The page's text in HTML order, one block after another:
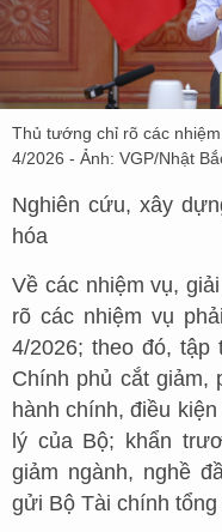
Thủ tướng chỉ rõ các
4/2026 - Ảnh: VGP/Nhật
Nghiên cứu, xây
hóa
Về các nhiệm vụ,
rõ các nhiệm vụ
4/2026; theo đó, tập
Chính phủ cắt giảm,
hành chính, điều
lý của Bộ; khẩn
giảm ngành, nghề
gửi Bộ Tài chính